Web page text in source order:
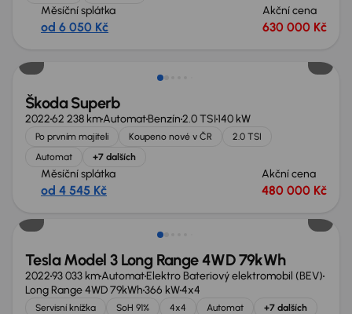
Měsíční splátka
od 6 050 Kč
Akční cena
630 000 Kč
Škoda Superb
202262 238 kmAutomatBenzín2.0 TSI140 kW
Po prvním majiteli Koupeno nové v ČR
2.0 TSI
Automat
+7 dalších
Měsíční splátka
od 4 545 Kč
Akční cena
480 000 Kč
Možnost odpočtu DPH
Tesla Model 3 Long Range 4WD 79kWh
202293 033 kmAutomatElektro Bateriový elektromobil (BEV)
Long Range 4WD 79kWh366 kW4x4
Servisní knížka SoH 91% 4x4 Automat +7 dalších